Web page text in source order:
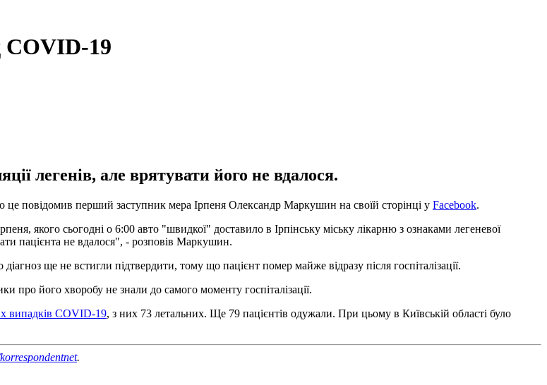
COVID-19
легенів, але врятувати його не вдалося.
це повідомив перший заступник мера Ірпеня Олександр Маркушин на своїй сторінці у Facebook.
якого сьогодні о 6:00 авто "швидкої" доставило в Ірпінську міську лікарню з ознаками легеневої
пацієнта не вдалося", - розповів Маркушин.
ще не встигли підтвердити, тому що пацієнт помер майже відразу після госпіталізації.
про його хворобу не знали до самого моменту госпіталізації.
випадків COVID-19, з них 73 летальних. Ще 79 пацієнтів одужали. При цьому в Київській області було
.